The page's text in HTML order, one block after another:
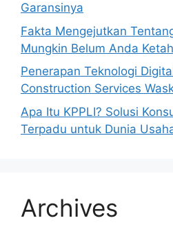
Garansinya
Fakta Mengejutkan
Mungkin Belum Anda
Penerapan Teknologi
Construction Services
Apa Itu KPPLI? Solusi
Terpadu untuk Dunia
Archives